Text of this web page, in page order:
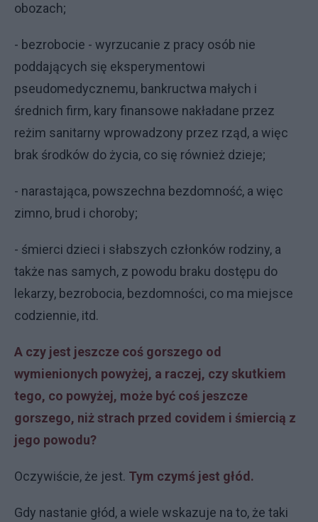
obozach;
- bezrobocie - wyrzucanie z pracy osób nie
poddających się eksperymentowi
pseudomedycznemu, bankructwa małych i
średnich firm, kary finansowe nakładane przez
reżim sanitarny wprowadzony przez rząd, a więc
brak środków do życia, co się również dzieje;
- narastająca, powszechna bezdomność, a więc
zimno, brud i choroby;
- śmierci dzieci i słabszych członków rodziny, a
także nas samych, z powodu braku dostępu do
lekarzy, bezrobocia, bezdomności, co ma miejsce
codziennie, itd.
A czy jest jeszcze coś gorszego od
wymienionych powyżej, a raczej, czy skutkiem
tego, co powyżej, może być coś jeszcze
gorszego, niż strach przed covidem i śmiercią z
jego powodu?
Oczywiście, że jest. Tym czymś jest głód.
Gdy nastanie głód, a wiele wskazuje na to, że taki